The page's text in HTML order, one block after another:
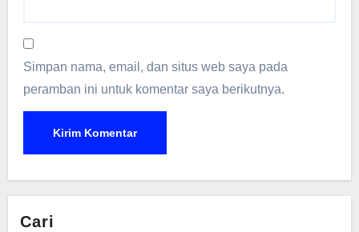
Simpan nama, email, dan situs web saya pada
peramban ini untuk komentar saya berikutnya.
Cari